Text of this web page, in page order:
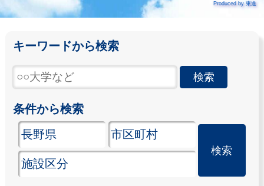
Produced by 東進
キーワードから検索
条件から検索